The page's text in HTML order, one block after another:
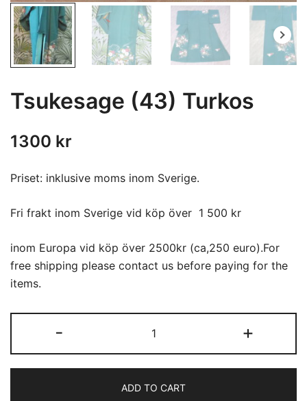
Tsukesage (43) Turkos
1300 kr
Priset: inklusive moms inom Sverige.
Fri frakt inom Sverige vid köp över 1 500 kr
inom Europa vid köp över 2500kr (ca,250 euro).For
free shipping please contact us before paying for the
items.
-
(43)
Turkos
+
ADD TO CART